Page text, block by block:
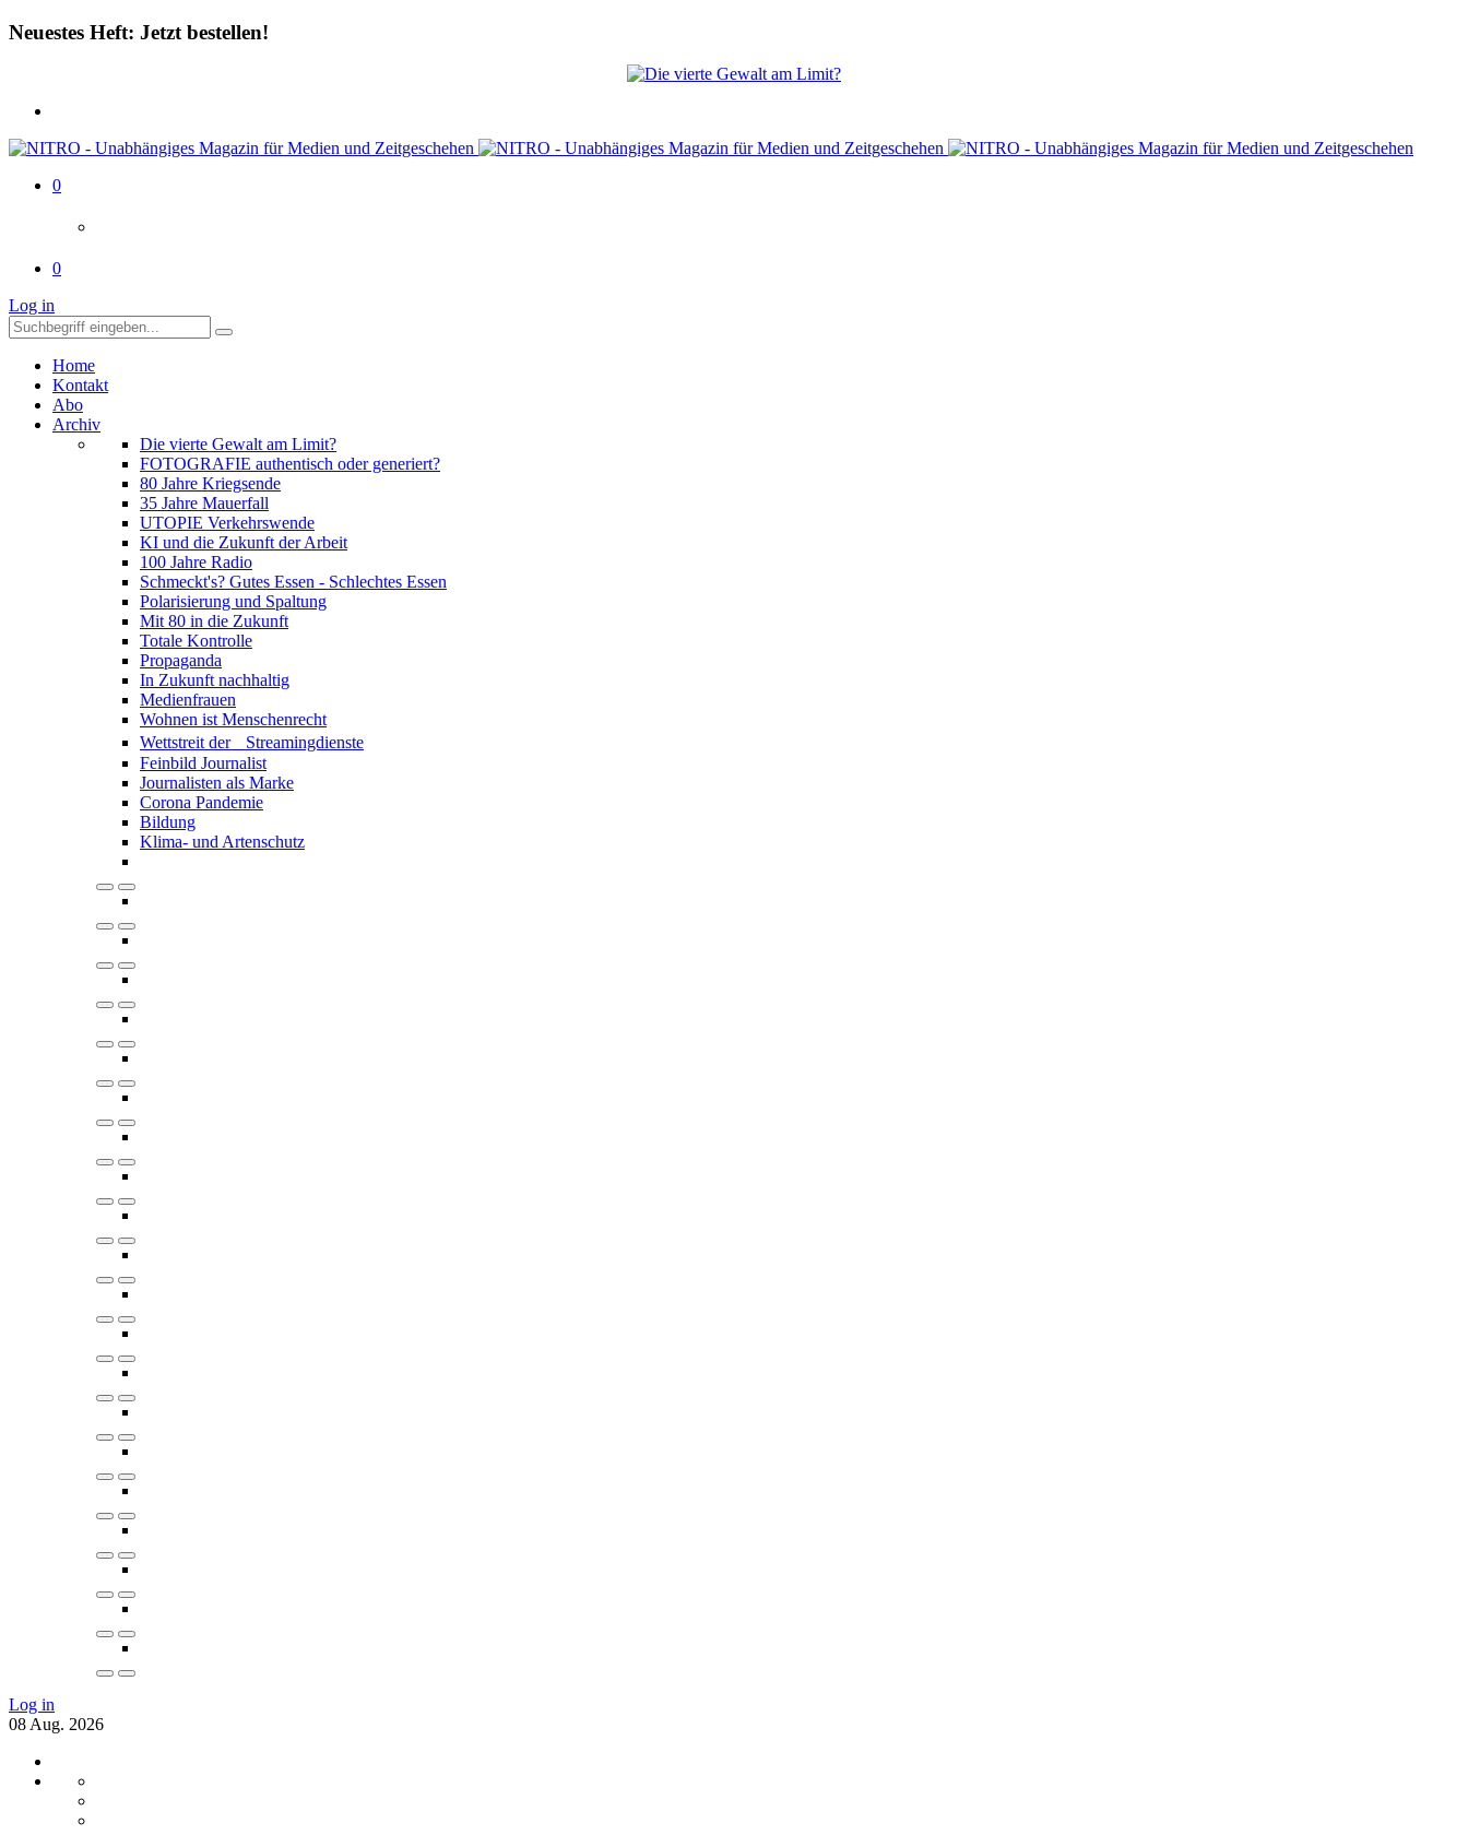
Neuestes Heft: Jetzt bestellen!
0
0
Log in
Home
Kontakt
Abo
Archiv
Die vierte Gewalt am Limit?
FOTOGRAFIE authentisch oder generiert?
80 Jahre Kriegsende
35 Jahre Mauerfall
UTOPIE Verkehrswende
KI und die Zukunft der Arbeit
100 Jahre Radio
Schmeckt's? Gutes Essen - Schlechtes Essen
Polarisierung und Spaltung
Mit 80 in die Zukunft
Totale Kontrolle
Propaganda
In Zukunft nachhaltig
Medienfrauen
Wohnen ist Menschenrecht
Wettstreit der Streamingdienste
Feinbild Journalist
Journalisten als Marke
Corona Pandemie
Bildung
Klima- und Artenschutz
Log in
08 Aug. 2026